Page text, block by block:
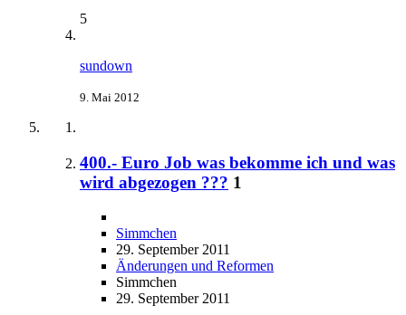
5
sundown
9. Mai 2012
400.- Euro Job was bekomme ich und was
wird abgezogen ??? 1
Simmchen
29. September 2011
Änderungen und Reformen
Simmchen
29. September 2011